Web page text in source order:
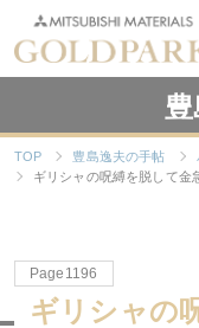
TOP 豊島逸夫の手帖
ギリシャの呪縛を脱して金
Page1196
ギリシャの